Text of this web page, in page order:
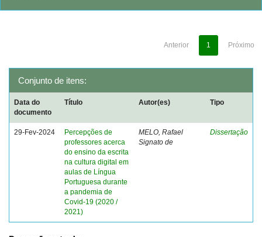
Anterior 1 Próximo
Conjunto de itens:
Data do
documento
Título Autor(es) Tipo
29-Fev-2024
Percepções de
professores acerca
do ensino da escrita
na cultura digital em
aulas de Língua
Portuguesa durante
a pandemia de
Covid-19 (2020 /
2021)
MELO, Rafael
Signato de
Dissertação